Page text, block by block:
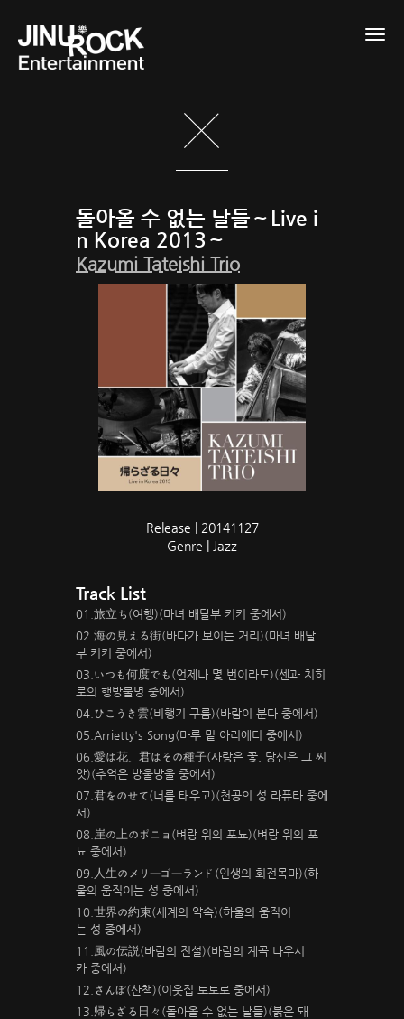
돌아올 수 없는 날들～Live i
n Korea 2013～
Kazumi Tateishi Trio
Release | 20141127
Genre | Jazz
Track List
01.旅立ち(여행)(마녀 배달부 키키 중에서)
02.海の見える街(바다가 보이는 거리)(마녀 배달
부 키키 중에서)
03.いつも何度でも(언제나 몇 번이라도)(센과 치히
로의 행방불명 중에서)
04.ひこうき雲(비행기 구름)(바람이 분다 중에서)
05.Arrietty's Song(마루 밑 아리에티 중에서)
06.愛は花、君はその種子(사랑은 꽃, 당신은 그 씨
앗)(추억은 방울방울 중에서)
07.君をのせて(너를 태우고)(천공의 성 라퓨타 중에
서)
08.崖の上のポニョ(벼랑 위의 포뇨)(벼랑 위의 포
뇨 중에서)
09.人生のメリーゴーランド(인생의 회전목마)(하
울의 움직이는 성 중에서)
10.世界の約束(세계의 약속)(하울의 움직이
는 성 중에서)
11.風の伝説(바람의 전설)(바람의 계곡 나우시
카 중에서)
12.さんぽ(산책)(이웃집 토토로 중에서)
13.帰らざる日々(돌아올 수 없는 날들)(붉은 돼